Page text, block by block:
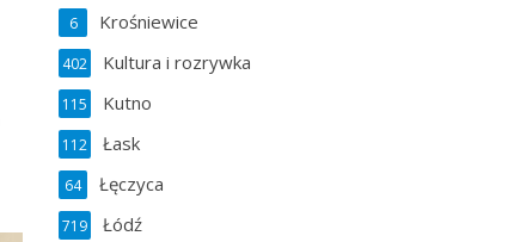
Krośniewice
6
Kultura i rozrywka
402
Kutno
115
Łask
112
Łęczyca
64
Łódź
719